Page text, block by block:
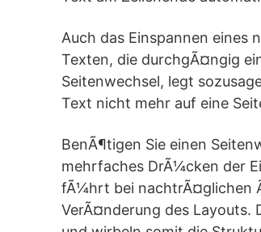
Auch das Einspannen eines
Texten, die durchgÃ¤ngig
Seitenwechsel, legt
Text nicht mehr auf eine
BenÃ¶tigen Sie einen
mehrfaches DrÃ¼cken der
fÃ¼hrt bei nachtrÃ¤glichen
VerÃ¤nderung des Layouts.